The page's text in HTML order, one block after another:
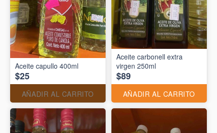
Aceite capullo 400ml
$25
AÑADIR AL CARRITO
Aceite carbonell extra
virgen 250ml
$89
AÑADIR AL CARRITO